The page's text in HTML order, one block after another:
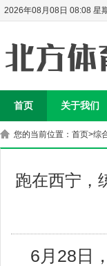
2026年08月08日 08:08 星
首页 关于我们
您的当前位置： 首页>综
跑在西宁，
6月28日